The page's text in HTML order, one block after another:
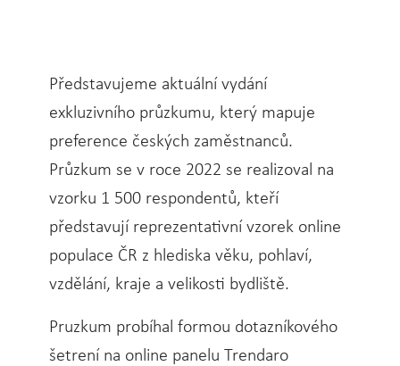
Představujeme aktuální vydání
exkluzivního průzkumu, který mapuje
preference českých zaměstnanců.
Průzkum se v roce 2022 se realizoval na
vzorku 1 500 respondentů, kteří
představují reprezentativní vzorek online
populace ČR z hlediska věku, pohlaví,
vzdělání, kraje a velikosti bydliště.
Pruzkum probíhal formou dotazníkového
šetrení na online panelu Trendaro